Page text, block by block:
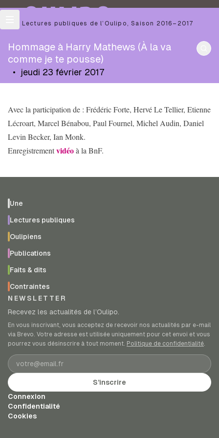
OULIPO
Les Lectures publiques de l’Oulipo ,Saison 2016–2017
Hommage à Harry Mathews (À la va
comme je te pousse)
• jeudi 23 février 2017
Avec la participation de : Frédéric Forte, Hervé Le Tellier, Etienne
Lécroart, Marcel Bénabou, Paul Fournel, Michel Audin, Daniel
Levin Becker, Ian Monk.
Enregistrementvidéoà la BnF.
Une
Lectures publiques
Oulipiens
Publications
Faits & dits
Contraintes
NEWSLETTER
Recevez les actualités de l’Oulipo.
En vous inscrivant, vous acceptez de recevoir nos actualités par e-mail
via Brevo. Votre adresse est utilisée uniquement pour cet envoi et vous
pourrez vous désinscrire à tout moment. Politique de confidentialité.
Adresse e-mail
S’inscrire
Connexion
Confidentialité
Cookies